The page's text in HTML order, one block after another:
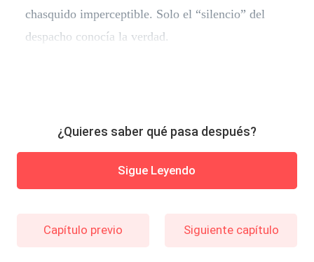
chasquido imperceptible. Solo el “silencio” del
despacho conocía la verdad.
¿Quieres saber qué pasa después?
Sigue Leyendo
Capítulo previo Siguiente capítulo